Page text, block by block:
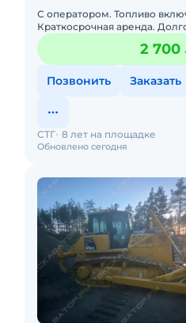
С оператором. Топливо
Краткосрочная аренда.
Опытный экипаж. Сейчас
2 700
Позвонить Заказать
Обновлено сегодня
СТГ 8 лет на площадке